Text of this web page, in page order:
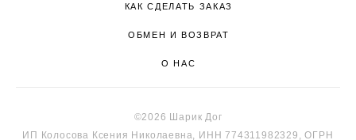
КАК СДЕЛАТЬ ЗАКАЗ
ОБМЕН И ВОЗВРАТ
О НАС
©2026 Шарик Дог
ИП Колосова Ксения Николаевна, ИНН 774311982329, ОГРН